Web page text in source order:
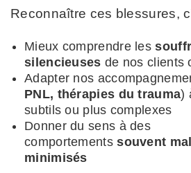
Reconnaître ces blessures,
Mieux comprendre les
silencieuses de nos clients
Adapter nos
PNL, thérapies du trauma)
subtils ou plus complexes
Donner du sens à des
comportementssouvent
minimisés